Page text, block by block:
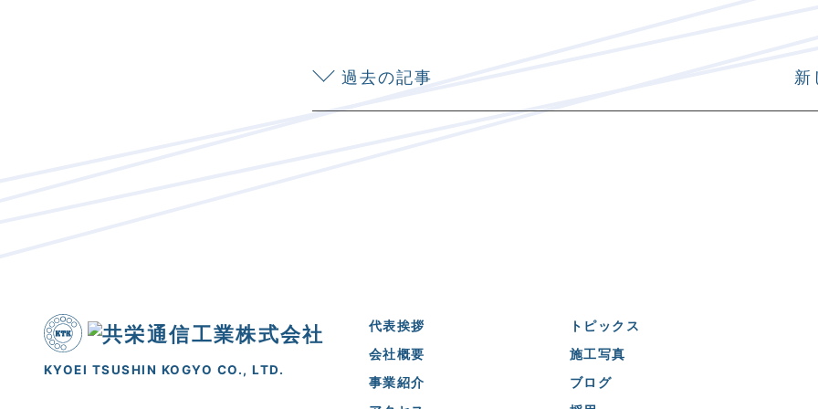
過去の記事 新
KYOEI TSUSHIN KOGYO CO., LTD.
代表挨拶
会社概要
事業紹介
トピックス
施工写真
ブログ